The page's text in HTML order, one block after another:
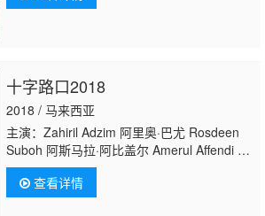
十字路口2018
2018 / 马来西亚
主演：Zahiril Adzim 阿里奥·巴尤 Rosdeen
Suboh 阿斯马拉·阿比盖尔 Amerul Affendi 周
坚华 Timothy Castillo Iedil Putra
查看详情